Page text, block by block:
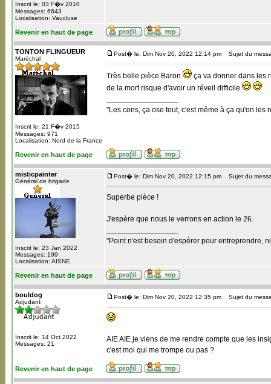
Inscrit le: 03 F�v 2010
Messages: 6643
Localisation: Vaucluse
Revenir en haut de page
TONTON FLINGUEUR
Maréchal
Inscrit le: 21 F�v 2015
Messages: 971
Localisation: Nord de la France
Post� le: Dim Nov 20, 2022 12:14 pm Sujet du
Très belle pièce Baron
ça va donner dans les
de la mort risque d'avoir un réveil difficile
"Les cons, ça ose tout, c'est même à ça qu'on les
Revenir en haut de page
misticpainter
Général de brigade
Inscrit le: 23 Jan 2022
Messages: 199
Localisation: AISNE
Post� le: Dim Nov 20, 2022 12:15 pm Sujet du
Superbe pièce !
J'espère que nous le verrons en action le 26.
"Point n'est besoin d'espérer pour entreprendre,
Revenir en haut de page
bouldog
Adjudant
Inscrit le: 14 Oct 2022
Messages: 21
Post� le: Dim Nov 20, 2022 12:35 pm Sujet du
AIE AIE je viens de me rendre compte que les
c'est moi qui me trompe ou pas ?
Revenir en haut de page